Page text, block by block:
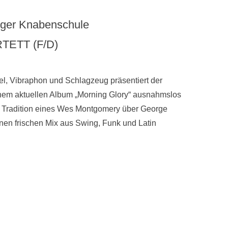
Knabenschule
(F/D)
Vibraphon und Schlagzeug präsentiert der
aktuellen Album „Morning Glory“ ausnahmslos
eines Wes Montgomery über George
frischen Mix aus Swing, Funk und Latin